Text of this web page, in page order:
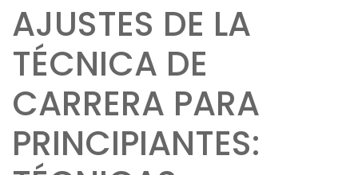
AJUSTES DE LA
TÉCNICA DE
CARRERA PARA
PRINCIPIANTES: